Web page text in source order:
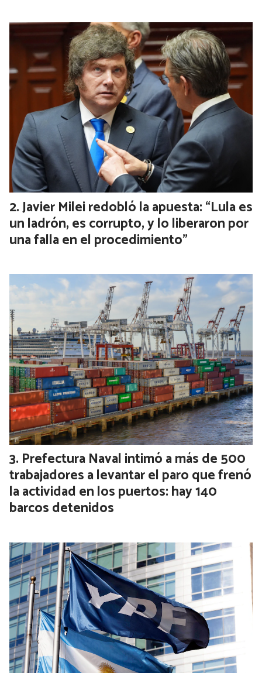
Javier Milei redobló la apuesta: “Lula es
un ladrón, es corrupto, y lo liberaron por
una falla en el procedimiento”
Prefectura Naval intimó a más de 500
trabajadores a levantar el paro que frenó
la actividad en los puertos: hay 140
barcos detenidos